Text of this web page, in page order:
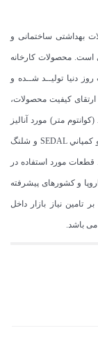
بهداشتی ساختمانی و
است. محصولات کارخانه
دنیا تولیــد شــده و
ارتقای کیفیت محصولات،
متر) مورد آنالیز
قرار می گیرند. كليه كارتريج های قهرمان از كشور اسپانيا و كمپاني SEDAL و شلنگ
قطعات مورد استفاده در
و کشورهای پیشرفته
نیاز بازار داخل
می باشد.